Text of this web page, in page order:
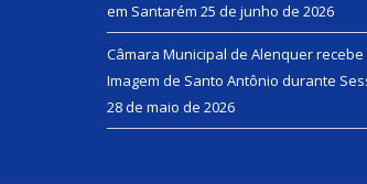
em Santarém 25 de junho de 2026
Câmara Municipal de Alenquer
Imagem de Santo Antônio durante
28 de maio de 2026